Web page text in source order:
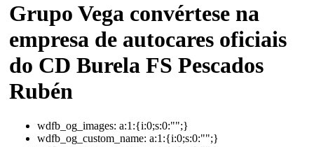
Grupo Vega convértese na
empresa de autocares oficiais
do CD Burela FS Pescados
Rubén
wdfb_og_images: a:1:{i:0;s:0:"";}
wdfb_og_custom_name: a:1:{i:0;s:0:"";}